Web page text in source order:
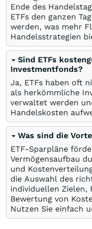
Ende des
ETFs den ganzen
werden, was mehr
Handelsstrategien
Sind ETFs
Investmentfonds?
Ja, ETFs haben oft
als herkömmliche
verwaltet werden
Handelskosten
Was sind die
ETF-Sparpläne
Vermögensaufbau
und
die Auswahl des
individuellen Zielen,
Bewertung von
Nutzen Sie einfach